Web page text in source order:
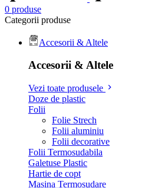
0 produse
Categorii produse
Accesorii & Altele
Accesorii & Altele
Vezi toate produsele
Doze de plastic
Folii
Folie Strech
Folii aluminiu
Folii decorative
Folii Termosudabila
Galetuse Plastic
Hartie de copt
Masina Termosudare